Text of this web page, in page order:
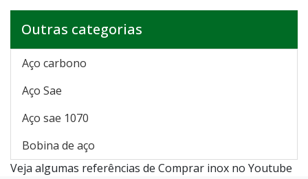
Outras categorias
Aço carbono
Aço Sae
Aço sae 1070
Bobina de aço
Veja algumas referências de Comprar inox no Youtube